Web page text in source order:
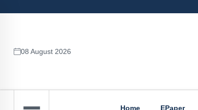
08 August 2026
Home EPaper